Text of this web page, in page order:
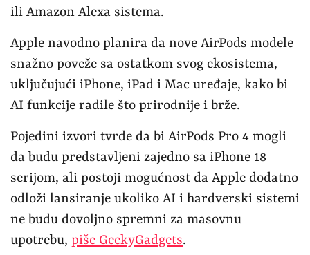
ili Amazon Alexa sistema.
Apple navodno planira da nove AirPods modele
snažno poveže sa ostatkom svog ekosistema,
uključujući iPhone, iPad i Mac uređaje, kako bi
AI funkcije radile što prirodnije i brže.
Pojedini izvori tvrde da bi AirPods Pro 4 mogli
da budu predstavljeni zajedno sa iPhone 18
serijom, ali postoji mogućnost da Apple dodatno
odloži lansiranje ukoliko AI i hardverski sistemi
ne budu dovoljno spremni za masovnu
upotrebu, piše GeekyGadgets.